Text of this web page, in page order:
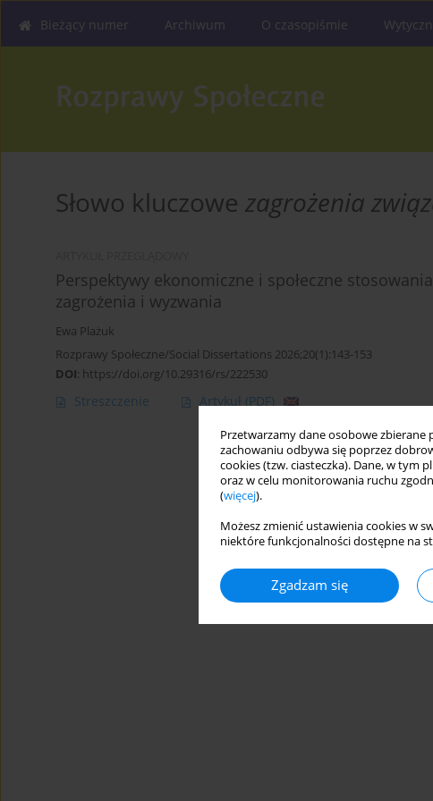
Przetwarzamy dane osobowe zbierane
zachowaniu odbywa się poprzez
cookies (tzw. ciasteczka). Dane, w tym
oraz w celu monitorowania ruchu
(więcej).
Możesz zmienić ustawienia cookies w
niektóre funkcjonalności dostępne na
Zgadzam się
Bieżący numer Archiwum O czasopiśmie
Słowo kluczowe zagrożenia
Perspektywy ekonomiczne i społeczne
zagrożenia i wyzwania
Ewa Plażuk
Rozprawy Społeczne/Social Dissertations 2026;20(1):143-153
DOI: https://doi.org/10.29316/rs/222530
Streszczenie Artykuł (PDF)